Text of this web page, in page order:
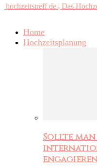
hochzeitstreff.de | Das
Home
Hochzeitsplanung
Sollte